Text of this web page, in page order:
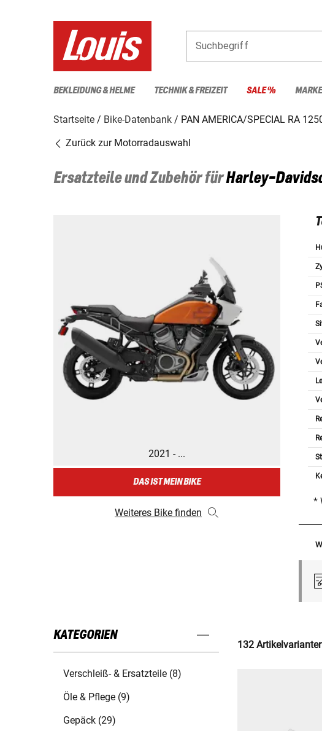
Suchbegriff
BEKLEIDUNG & HELME TECHNIK & FREIZEIT SALE %
Startseite Bike-Datenbank
PAN AMERICA/SPECIAL RA
Zurück zur Motorradauswahl
Ersatzteile und Zubehör fürHarley-
2021 - ...
DAS IST MEIN BIKE
Weiteres Bike finden
*
KATEGORIEN
Verschleiß- & Ersatzteile (8)
Öle & Pflege (9)
Gepäck (29)
132